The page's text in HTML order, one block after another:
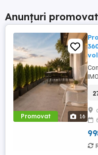
Anunțuri
Promovat 16